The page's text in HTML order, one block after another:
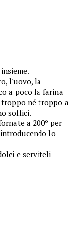
l'uovo, la
a poco la farina
troppo né troppo a
soffici.
a 200º per
lo
e serviteli